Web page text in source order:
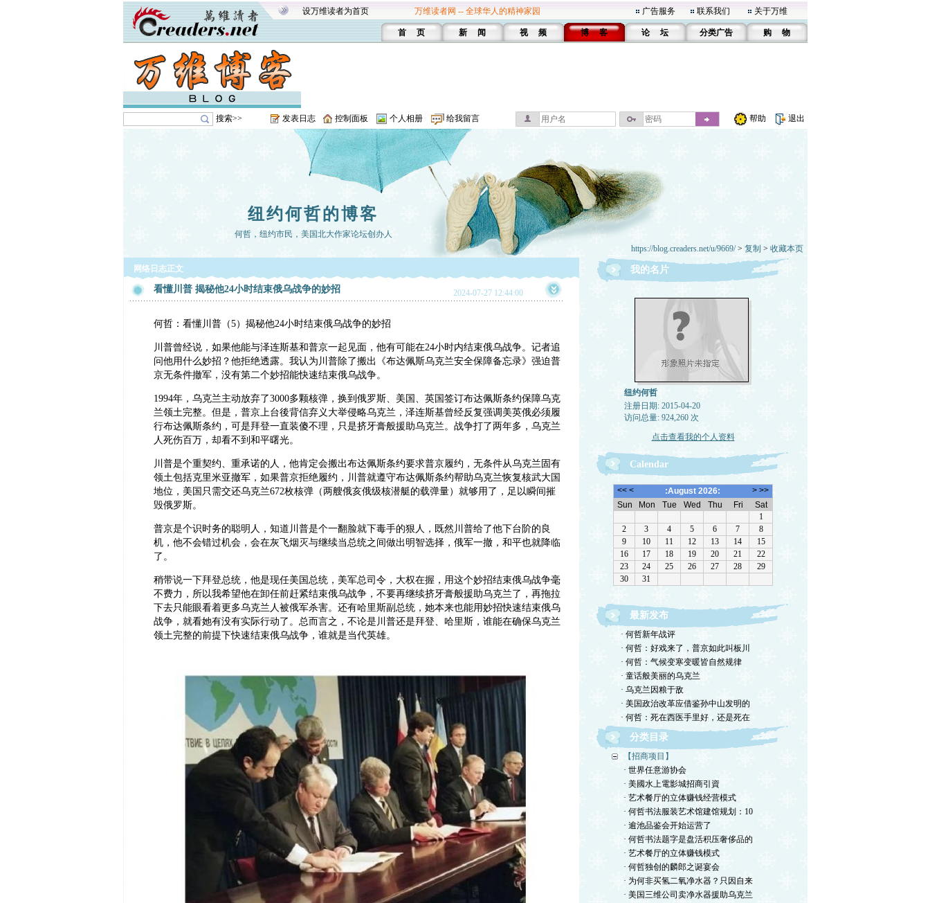
设万维读者为首页 万维读者网 -- 全球华人的精神家园 广告服务 联系我们 关于万维
首 页 新 闻 视 频 博 客 论 坛 分类广告 购 物
搜索>> 发表日志 控制面板 个人相册 给我留言 帮助 退出
纽约何哲的博客
何哲，纽约市民，美国北大作家论坛创办人
https://blog.creaders.net/u/9669/> 复制 > 收藏本页
网络日志正文
看懂川普 揭秘他24小时结束俄乌战争的妙招 2024-07-27 12:44:00
何哲：看懂川普（5）揭秘他24小时结束俄乌战争的妙招
川普曾经说，如果他能与泽连斯基和普京一起见面，他有可能在24小时内结束俄乌战争。记者追
问他用什么妙招？他拒绝透露。我认为川普除了搬出《布达佩斯乌克兰安全保障备忘录》强迫普
京无条件撤军，没有第二个妙招能快速结束俄乌战争。
1994年，乌克兰主动放弃了3000多颗核弹，换到俄罗斯、美国、英国签订布达佩斯条约保障乌克
兰领土完整。但是，普京上台後背信弃义大举侵略乌克兰，泽连斯基曾经反复强调美英俄必须履
行布达佩斯条约，可是拜登一直装傻不理，只是挤牙膏般援助乌克兰。战争打了两年多，乌克兰
人死伤百万，却看不到和平曙光。
川普是个重契约、重承诺的人，他肯定会搬出布达佩斯条约要求普京履约，无条件从乌克兰固有
领土包括克里米亚撤军，如果普京拒绝履约，川普就遵守布达佩斯条约帮助乌克兰恢复核武大国
地位，美国只需交还乌克兰672枚核弹（两艘俄亥俄级核潜艇的载弹量）就够用了，足以瞬间摧
毁俄罗斯。
普京是个识时务的聪明人，知道川普是个一翻脸就下毒手的狠人，既然川普给了他下台阶的良
机，他不会错过机会，会在灰飞烟灭与继续当总统之间做出明智选择，俄军一撤，和平也就降临
了。
稍带说一下拜登总统，他是现任美国总统，美军总司令，大权在握，用这个妙招结束俄乌战争毫
不费力，所以我希望他在卸任前赶紧结束俄乌战争，不要再继续挤牙膏般援助乌克兰了，再拖拉
下去只能眼看着更多乌克兰人被俄军杀害。还有哈里斯副总统，她本来也能用妙招快速结束俄乌
战争，就看她有没有实际行动了。总而言之，不论是川普还是拜登、哈里斯，谁能在确保乌克兰
领土完整的前提下快速结束俄乌战争，谁就是当代英雄。
我的名片
纽约何哲
注册日期: 2015-04-20
访问总量: 924,260 次
点击查看我的个人资料
Calendar
最新发布
· 何哲新年战评
· 何哲：好戏来了，普京如此叫板川
· 何哲：气候变寒变暖皆自然规律
· 童话般美丽的乌克兰
· 乌克兰因粮于敌
· 美国政治改革应借鉴孙中山发明的
· 何哲：死在西医手里好，还是死在
分类目录
【招商项目】
· 世界任意游协会
· 美國水上電影城招商引資
· 艺术餐厅的立体赚钱经营模式
· 何哲书法服装艺术馆建馆规划：10
· 逾池品鉴会开始运营了
· 何哲书法题字是盘活积压奢侈品的
· 艺术餐厅的立体赚钱模式
· 何哲独创的麟郎之诞宴会
· 为何非买氢二氧净水器？只因自来
· 美国三维公司卖净水器援助乌克兰